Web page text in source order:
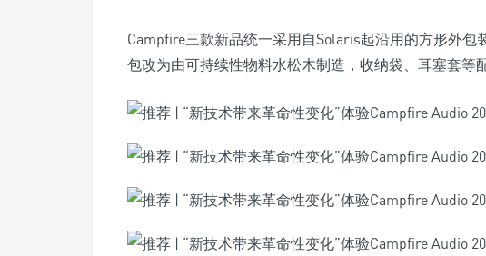
Campfire三款新品统一采用自Solaris起沿用的方形外
包改为由可持续性物料水松木制造，收纳袋、耳塞套等